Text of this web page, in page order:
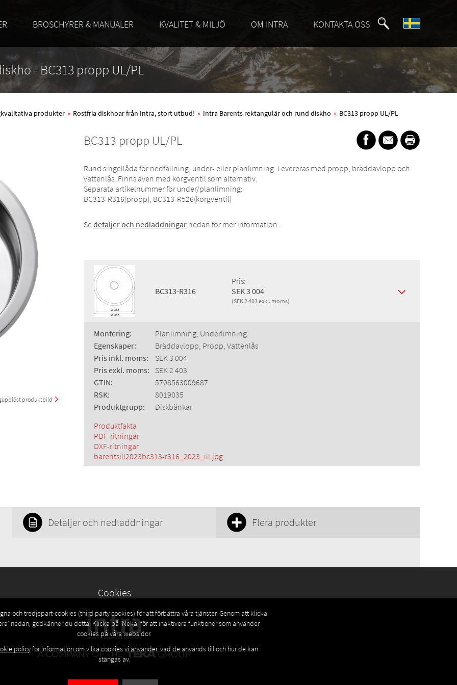
BROSCHYRER & MANUALER KVALITET & MILJÖ OM INTRA KONTAKTA OSS
- BC313 propp UL/PL
produkter » Rostfria diskhoar från Intra, stort utbud! » Intra Barents rektangulär och rund diskho » BC313 propp UL/PL
produktbild
BC313 propp UL/PL
Rund singellåda för nedfällning, under- eller planlimning. Levereras med propp, bräddavlopp och
vattenlås. Finns även med korgventil som alternativ.
Separata artikelnummer för under/planlimning:
BC313-R316(propp), BC313-R526(korgventil)
Se detaljer och nedladdningar nedan för mer information.
BC313-R316
Pris:
SEK 3 004
(SEK 2 403 exkl. moms)
Montering:
Planlimning, Underlimning
Egenskaper:
Bräddavlopp, Propp, Vattenlås
Pris inkl. moms:
SEK 3 004
Pris exkl. moms:
SEK 2 403
GTIN:
5708563009687
RSK:
8019035
Produktgrupp:
Diskbänkar
Produktfakta
PDF-ritningar
DXF-ritningar
barentsill2023bc313-r316_2023_ill.jpg
Detaljer och nedladdningar Flera produkter
Cookies
och tredjepart-cookies (third party cookies) för att förbättra våra tjänster. Genom att klicka
nedan, godkänner du detta. Klicka på 'Neka' för att inaktivera funktioner som använder
cookies på våra websidor.
policyför information om vilka cookies vi använder, vad de används till och hur de kan
stängas av.